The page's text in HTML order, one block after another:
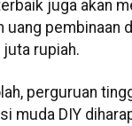
juga akan
uang pembinaan
rupiah.
perguruan
muda DIY